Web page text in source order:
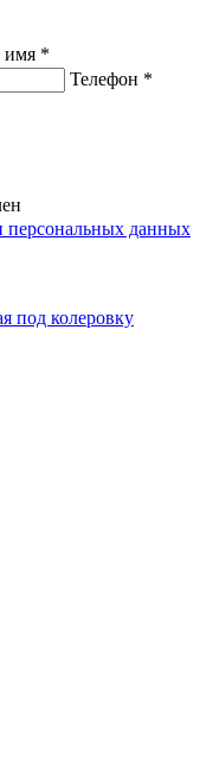
имя *
Телефон *
персональных данных
колеровку